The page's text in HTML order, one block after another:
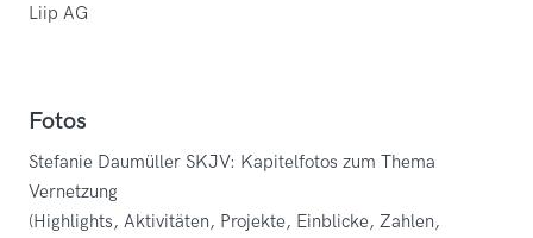
Liip AG
Fotos
Stefanie Daumüller SKJV: Kapitelfotos zum Thema
Vernetzung
(Highlights, Aktivitäten, Projekte, Einblicke, Zahlen,